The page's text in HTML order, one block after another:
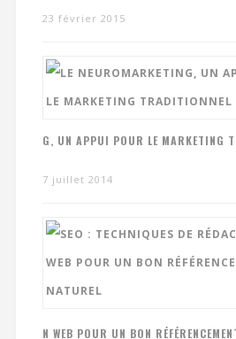
23 février 2015
G, UN APPUI POUR LE MARKETING
7 juillet 2014
N WEB POUR UN BON